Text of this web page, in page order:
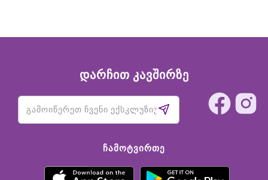
დარჩით კავშირზე
ᲩᲐᲛᲝᲢᲕᲘᲠᲗᲔ